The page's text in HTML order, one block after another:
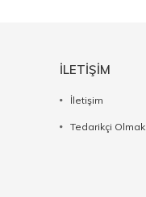
İLETİŞİM
İletişim
Tedarikçi Olmak